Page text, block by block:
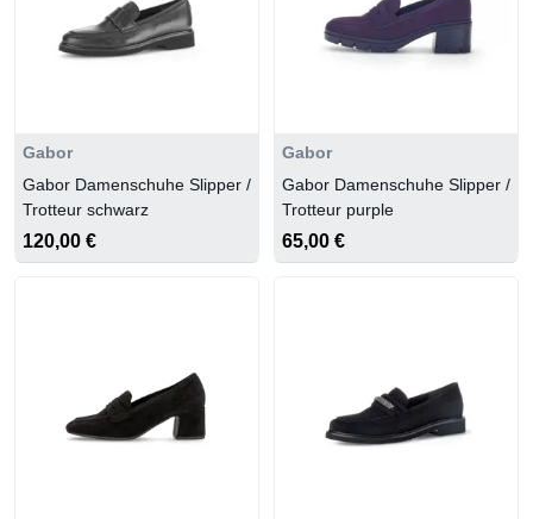
Gabor
Gabor Damenschuhe Slipper /
Trotteur schwarz
120,00 €
Gabor
Gabor Damenschuhe Slipper /
Trotteur purple
65,00 €